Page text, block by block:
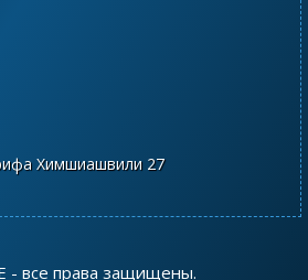
Химшиашвили 27
- все права защищены.